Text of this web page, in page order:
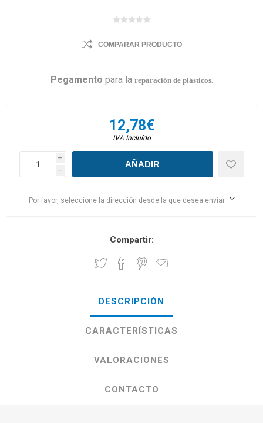
COMPARAR PRODUCTO
Pegamento para la reparación de plásticos.
12,78€
IVA Incluído
i
h
Por favor, seleccione la dirección desde la que desea enviar
Compartir:
DESCRIPCIÓN
CARACTERÍSTICAS
VALORACIONES
CONTACTO